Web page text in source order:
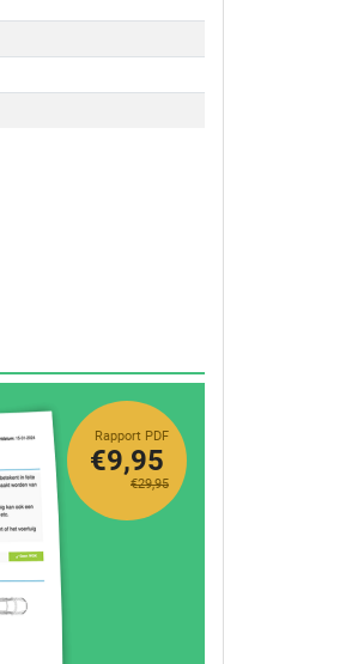
Rapport PDF
€29,95
€9,95